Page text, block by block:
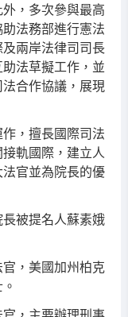
，多次參與最高
法務部進行憲法
兩岸法律司司長
法草擬工作，並
合作協議，展現
，擅長國際司法
軌國際，建立人
官並為院長的優
被提名人蘇素娥
，美國加州柏克